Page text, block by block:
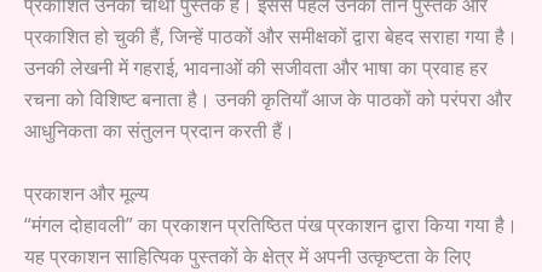
प्रकाशित हो चुकी हैं, जिन्हें पाठकों और समीक्षकों द्वारा बेहद सराहा गया है।
उनकी लेखनी में गहराई, भावनाओं की सजीवता और भाषा का प्रवाह हर
रचना को विशिष्ट बनाता है। उनकी कृतियाँ आज के पाठकों को परंपरा और
आधुनिकता का संतुलन प्रदान करती हैं।
प्रकाशन और मूल्य
“मंगल दोहावली” का प्रकाशन प्रतिष्ठित पंख प्रकाशन द्वारा किया गया है।
यह प्रकाशन साहित्यिक पुस्तकों के क्षेत्र में अपनी उत्कृष्टता के लिए